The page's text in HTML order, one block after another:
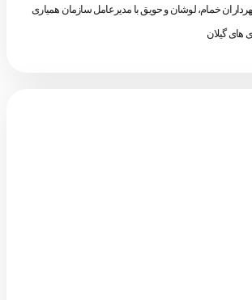
خمام، لوشان و حویق با مدیرعامل سازمان همیاری
های گیلان